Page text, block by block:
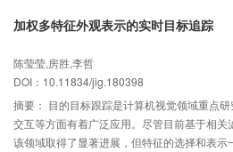
本文方法在智能监控的行为识别上具有较好效
较高和场景复杂的智能监控中有较好的适应性
加权多特征外观表示的实时目标追踪
陈莹莹,房胜,李哲
DOI：10.11834/jig.180398
摘要： 目的目标跟踪是计算机视觉领域重点
交互等方面有着广泛应用。尽管目前基于相
该领域取得了显著进展，但特征的选择和表